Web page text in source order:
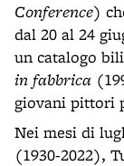
Conference)
dal 20 al 24
un catalogo
in fabbrica
giovani pittori
Nei mesi di
(1930-2022),